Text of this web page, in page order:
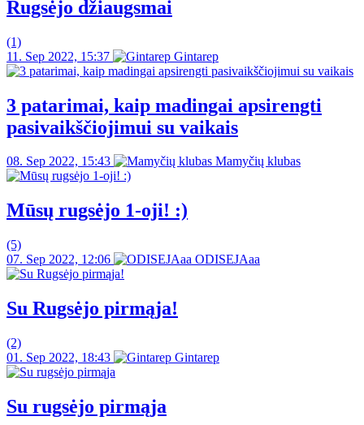
Rugsėjo džiaugsmai
(1)
11. Sep 2022, 15:37
Gintarep
3 patarimai, kaip madingai apsirengti
pasivaikščiojimui su vaikais
08. Sep 2022, 15:43 Mamyčių klubas
Mūsų rugsėjo 1-oji! :)
(5)
07. Sep 2022, 12:06
ODISEJAaa
Su Rugsėjo pirmąja!
(2)
01. Sep 2022, 18:43
Gintarep
Su rugsėjo pirmąja